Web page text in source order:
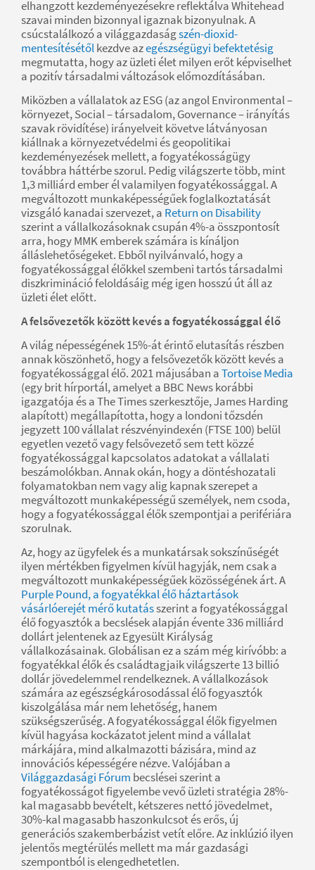
elhangzott kezdeményezésekre reflektálva Whitehead
szavai minden bizonnyal igaznak bizonyulnak. A
csúcstalálkozó a világgazdaságszén-dioxid-
mentesítésétőlkezdve azegészségügyi befektetésig
megmutatta, hogy az üzleti élet milyen erőt képviselhet
a pozitív társadalmi változások előmozdításában.
Miközben a vállalatok az ESG (az angol Environmental –
környezet, Social – társadalom, Governance – irányítás
szavak rövidítése) irányelveit követve látványosan
kiállnak a környezetvédelmi és geopolitikai
kezdeményezések mellett, a fogyatékosságügy
továbbra háttérbe szorul. Pedig világszerte több, mint
1,3 milliárd ember él valamilyen fogyatékossággal. A
megváltozott munkaképességűek foglalkoztatását
vizsgáló kanadai szervezet, a Return on Disability
szerint a vállalkozásoknak csupán 4%-a összpontosít
arra, hogy MMK emberek számára is kínáljon
álláslehetőségeket. Ebből nyilvánvaló, hogy a
fogyatékossággal élőkkel szembeni tartós társadalmi
diszkrimináció feloldásáig még igen hosszú út áll az
üzleti élet előtt.
A felsővezetők között kevés a fogyatékossággal élő
A világ népességének 15%-át érintő elutasítás részben
annak köszönhető, hogy a felsővezetők között kevés a
fogyatékossággal élő. 2021 májusában aTortoise Media
(egy brit hírportál, amelyet a BBC News korábbi
igazgatója és a The Times szerkesztője, James Harding
alapított) megállapította, hogy a londoni tőzsdén
jegyzett 100 vállalat részvényindexén (FTSE 100) belül
egyetlen vezető vagy felsővezető sem tett közzé
fogyatékossággal kapcsolatos adatokat a vállalati
beszámolókban. Annak okán, hogy a döntéshozatali
folyamatokban nem vagy alig kapnak szerepet a
megváltozott munkaképességű személyek, nem csoda,
hogy a fogyatékossággal élők szempontjai a perifériára
szorulnak.
Az, hogy az ügyfelek és a munkatársak sokszínűségét
ilyen mértékben figyelmen kívül hagyják, nem csak a
megváltozott munkaképességűek közösségének árt. A
Purple Pound, a fogyatékkal élő háztartások
vásárlóerejét mérő kutatásszerint a fogyatékossággal
élő fogyasztók a becslések alapján évente 336 milliárd
dollárt jelentenek az Egyesült Királyság
vállalkozásainak. Globálisan ez a szám még kirívóbb: a
fogyatékkal élők és családtagjaik világszerte 13 billió
dollár jövedelemmel rendelkeznek. A vállalkozások
számára az egészségkárosodással élő fogyasztók
kiszolgálása már nem lehetőség, hanem
szükségszerűség. A fogyatékossággal élők figyelmen
kívül hagyása kockázatot jelent mind a vállalat
márkájára, mind alkalmazotti bázisára, mind az
innovációs képességére nézve. Valójában a
Világgazdasági Fórum becslései szerint a
fogyatékosságot figyelembe vevő üzleti stratégia 28%-
kal magasabb bevételt, kétszeres nettó jövedelmet,
30%-kal magasabb haszonkulcsot és erős, új
generációs szakemberbázist vetít előre. Az inklúzió ilyen
jelentős megtérülés mellett ma már gazdasági
szempontból is elengedhetetlen.